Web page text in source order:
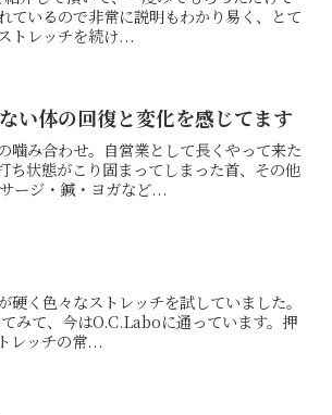
ているので非常に説明もわかり易く、とて
トレッチを続け...
い体の回復と変化を感じてます
噛み合わせ。自営業として長くやって来た
ち状態がこり固まってしまった首、その他
ージ・鍼・ヨガなど...
く色々なストレッチを試していました。
みて、今はO.C.Laboに通っています。押
レッチの常...